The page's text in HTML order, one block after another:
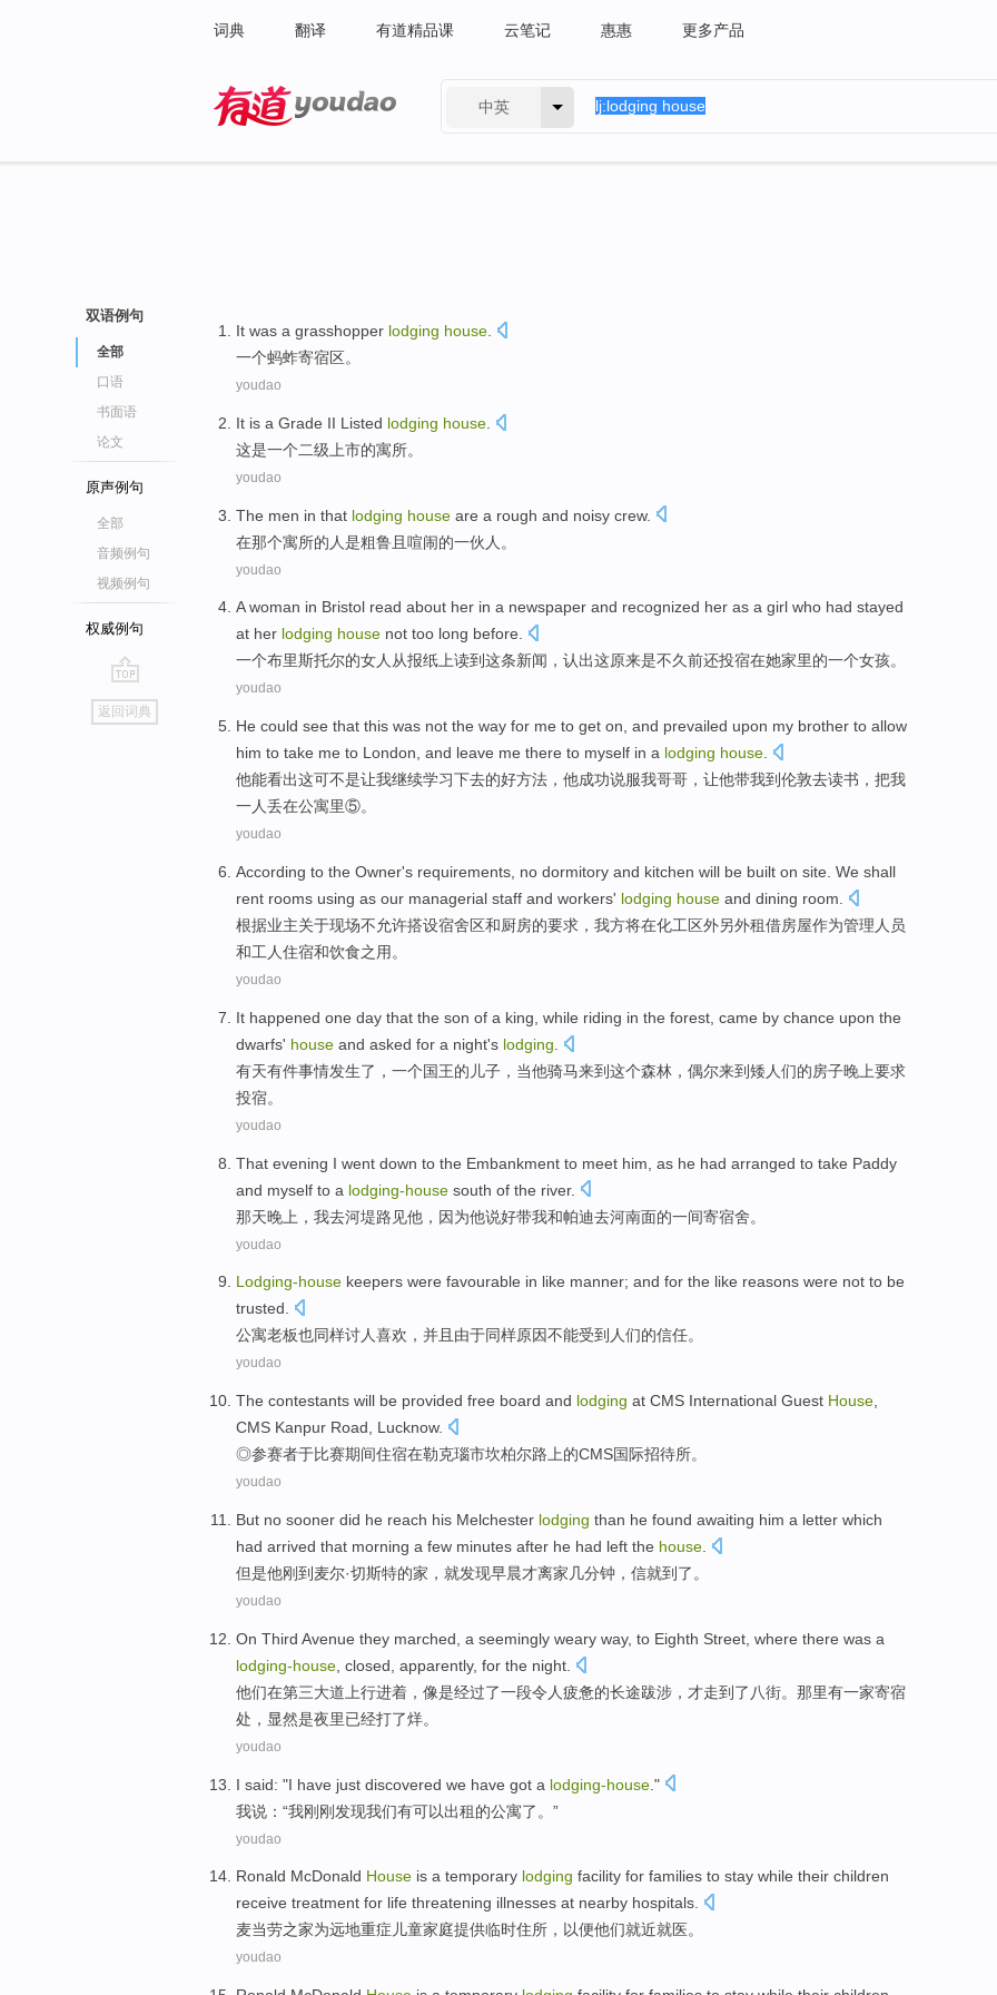
词典 翻译 有道精品课 云笔记 惠惠 更多产品
中英
双语例句
全部
口语
书面语
论文
原声例句
全部
音频例句
视频例句
权威例句
go
top
返回词典
It was a grasshopper lodging house
一个蚂蚱寄宿区。
youdao
It is a Grade II Listed lodging house
这是一个二级 上市的寓所。
youdao
The men in that lodging house are a rough and noisy crew.
在那个寓所的 人是粗鲁且喧闹的一伙人 。
youdao
A woman in Bristol read about her in a newspaper and recognized her as a girl who had stayed
at her lodging house not too long before.
一个布里斯托尔的女人从报纸上读到这条新闻， 认出这原来是不久前还投宿在她家里的一个女孩。
youdao
He could see that this was not the way for me to get on, and prevailed upon my brother to allow
him to take me to London , and leave me there to myself in a lodging house
他能看出这可不是让我继续学习下去的好方法 ，他成功说服我哥哥 ， 让他带我到伦敦去读书， 把我
一人丢在公寓里⑤。
youdao
According to the Owner's requirements no dormitory and kitchen will be built on site We shall
rent rooms using as our managerial staff and workers' lodging house and dining room.
根据业主关于现场不允许搭设宿舍区和厨房的要求 ， 我方将在化工区外另外租借房屋作为管理 人员
和工人住宿和饮食之 用 。
youdao
It happened one day that the son of a king while riding in the forest came by chance upon the
dwarfs' house and asked for a night's lodging
有天有件事情发生了 ， 一个国王的 儿子 ， 当他骑马来到这个森林 ，偶尔来到矮人们的房子晚上要求
投宿。
youdao
That evening I went down to the Embankment to meet him as he had arranged to take Paddy
and myself to a lodging-house south of the river.
那天晚上， 我去河堤路 见他 ， 因为他说好带我和帕迪去河南面的一间寄宿舍。
youdao
Lodging-house keepers were favourable in like manner; and for the like reasons were not to be
trusted.
公寓老板也同样讨人喜欢 ， 并且 由于同样原因不能受到人们的信任。
youdao
The contestants will be provided free board and lodging at CMS International Guest House
CMS Kanpur Road Lucknow.
◎参赛者于比赛期间住宿在勒克瑙市坎柏尔路上的CMS国际招待所。
youdao
But no sooner did he reach his Melchester lodging than he found awaiting him a letter which
had arrived that morning a few minutes after he had left the house
但是他刚到 麦尔·切斯特的家， 就发现早晨才离家 几分钟 ， 信就到了 。
youdao
On Third Avenue they marched a seemingly weary way, to Eighth Street where there was a
lodging-house closed apparently, for the night
他们在第三大道 上行进着，像是经过了一段令人疲惫的长途跋涉，才走到了 八街。 那里有一家寄宿
处， 显然是夜里已经打了烊。
youdao
I said: "I have just discovered we have got a lodging-house ."
我说 ：“我刚刚发现我们有可以出租的公寓了。”
youdao
Ronald McDonald House is a temporary lodging facility for families to stay while their children
receive treatment for life threatening illnesses at nearby hospitals.
麦当劳之家为远地重症儿童家庭提供临时住所 ，以便他们就近就医。
youdao